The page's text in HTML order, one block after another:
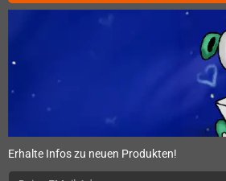
Erhalte Infos zu neuen Produkten!